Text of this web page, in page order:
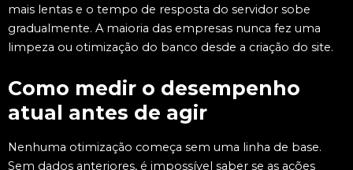
mais lentas e o tempo de resposta do servidor sobe
gradualmente. A maioria das empresas nunca fez uma
limpeza ou otimização do banco desde a criação do site.
Como medir o desempenho
atual antes de agir
Nenhuma otimização começa sem uma linha de base.
Sem dados anteriores, é impossível saber se as ações